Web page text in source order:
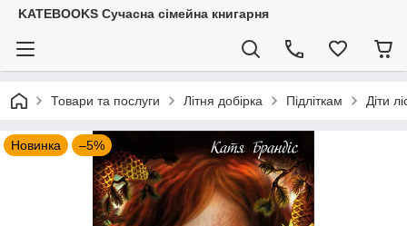
KATEBOOKS Сучасна сімейна книгарня
Товари та послуги Літня добірка Підліткам Діти
Новинка –5%